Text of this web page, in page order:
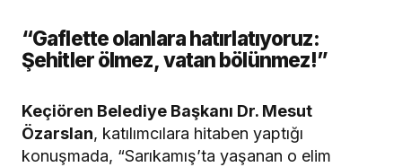
“Gaflette olanlara hatırlatıyoruz:
Şehitler ölmez, vatan bölünmez!”
Keçiören Belediye Başkanı Dr. Mesut
Özarslan, katılımcılara hitaben yaptığı
konuşmada, “Sarıkamış’ta yaşanan o elim